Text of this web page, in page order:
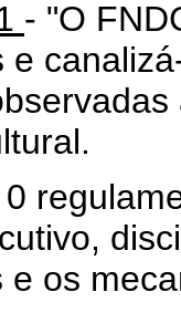
- "O
e
e os